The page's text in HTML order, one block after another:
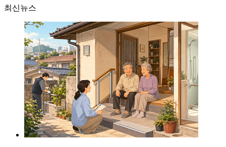
최신뉴스